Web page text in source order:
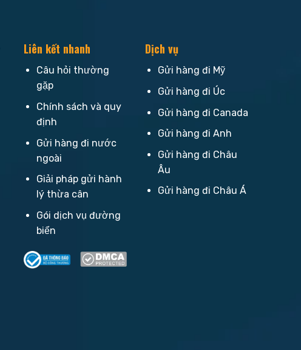
Liên kết nhanh
Câu hỏi thường
gặp
Chính sách và quy
định
Gửi hàng đi nước
ngoài
Giải pháp gửi hành
lý thừa cân
Gói dịch vụ đường
biển
Dịch vụ
Gửi hàng đi Mỹ
Gửi hàng đi Úc
Gửi hàng đi Canada
Gửi hàng đi Anh
Gửi hàng đi Châu
Âu
Gửi hàng đi Châu Á